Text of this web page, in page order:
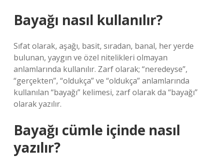
Bayağı nasıl kullanılır?
Sıfat olarak, aşağı, basit, sıradan, banal, her yerde
bulunan, yaygın ve özel nitelikleri olmayan
anlamlarında kullanılır. Zarf olarak; “neredeyse”,
“gerçekten”, “oldukça” ve “oldukça” anlamlarında
kullanılan “bayağı” kelimesi, zarf olarak da “bayağı”
olarak yazılır.
Bayağı cümle içinde nasıl
yazılır?